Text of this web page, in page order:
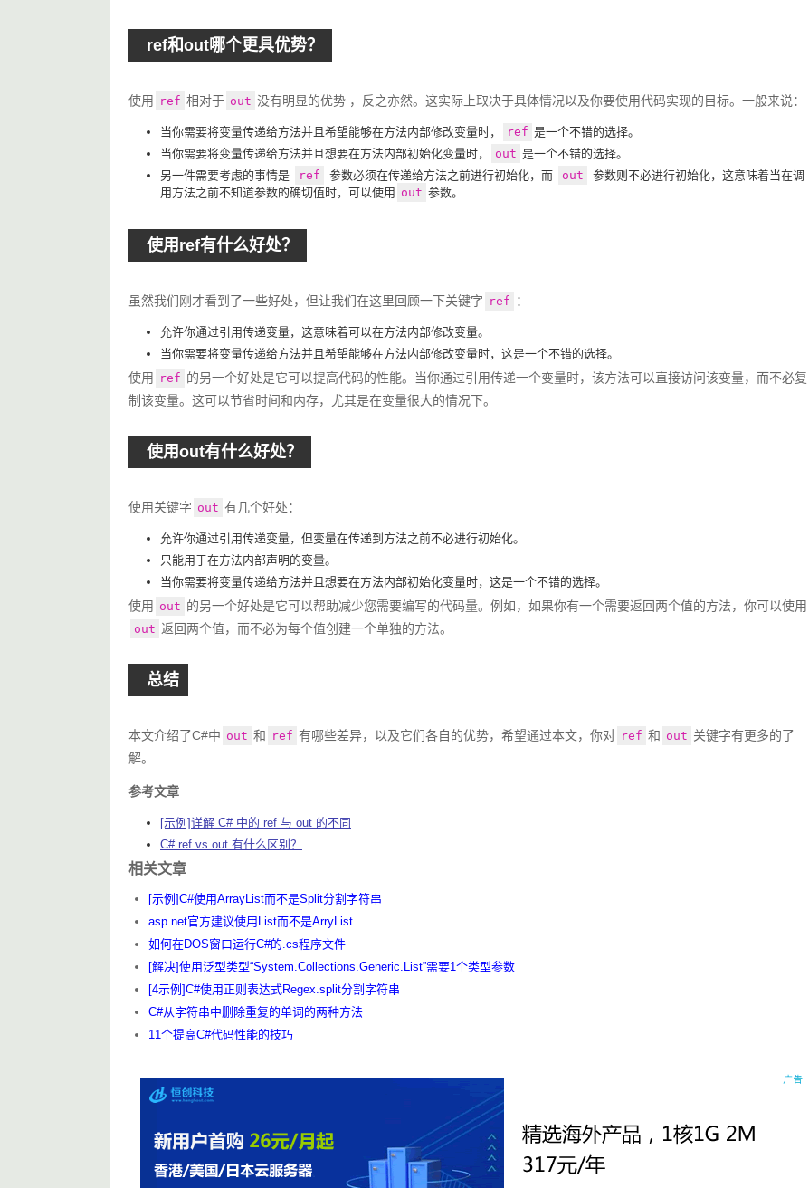
ref和out哪个更具优势？
使用 ref 相对于 out 没有明显的优势 ，反之亦然。这实际上取决于具体情况以及你要使用代码实现的目标。一般来说：
当你需要将变量传递给方法并且希望能够在方法内部修改变量时， ref 是一个不错的选择。
当你需要将变量传递给方法并且想要在方法内部初始化变量时，
out 是一个不错的选择。
另一件需要考虑的事情是
ref 参数必须在传递给方法之前进行初始化，而 out
参数则不必进行初始化，这意味着当在调
用方法之前不知道参数的确切值时，可以使用 out 参数。
使用ref有什么好处？
虽然我们刚才看到了一些好处，但让我们在这里回顾一下关键字 ref ：
允许你通过引用传递变量，这意味着可以在方法内部修改变量。
当你需要将变量传递给方法并且希望能够在方法内部修改变量时，这是一个不错的选择。
使用 ref 的另一个好处是它可以提高代码的性能。当你通过引用传递一个变量时，该方法可以直接访问该变量，而不必复
制该变量。这可以节省时间和内存，尤其是在变量很大的情况下。
使用out有什么好处？
使用关键字 out 有几个好处：
允许你通过引用传递变量，但变量在传递到方法之前不必进行初始化。
只能用于在方法内部声明的变量。
当你需要将变量传递给方法并且想要在方法内部初始化变量时，这是一个不错的选择。
使用 out 的另一个好处是它可以帮助减少您需要编写的代码量。例如，如果你有一个需要返回两个值的方法，你可以使用
out 返回两个值，而不必为每个值创建一个单独的方法。
总结
本文介绍了C#中 out 和 ref 有哪些差异，以及它们各自的优势，希望通过本文，你对 ref 和 out 关键字有更多的了
解。
参考文章
[示例]详解 C# 中的 ref 与 out 的不同
C# ref vs out 有什么区别？
相关文章
[示例]C#使用ArrayList而不是Split分割字符串
asp.net官方建议使用List而不是ArryList
如何在DOS窗口运行C#的.cs程序文件
[解决]使用泛型类型“System.Collections.Generic.List”需要1个类型参数
[4示例]C#使用正则表达式Regex.split分割字符串
C#从字符串中删除重复的单词的两种方法
11个提高C#代码性能的技巧